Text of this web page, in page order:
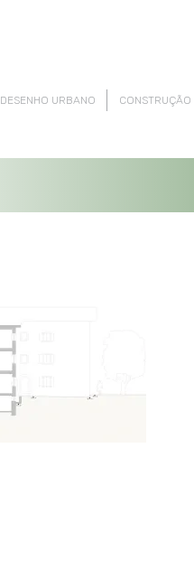
DESENHO URBANO CONSTRUÇÃO